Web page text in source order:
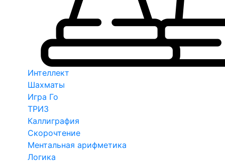
Интеллект
Шахматы
Игра Го
ТРИЗ
Каллиграфия
Скорочтение
Ментальная арифметика
Логика